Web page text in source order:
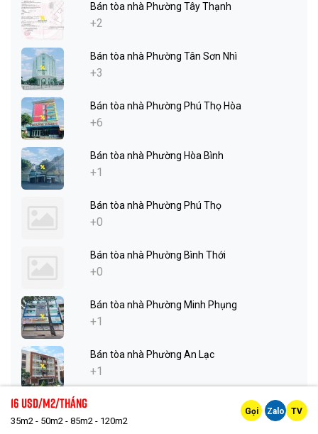
Bán tòa nhà Phường Tây Thạnh
+2
Bán tòa nhà Phường Tân Sơn Nhì
+3
Bán tòa nhà Phường Phú Thọ Hòa
+6
Bán tòa nhà Phường Hòa Bình
+1
Bán tòa nhà Phường Phú Thọ
+0
Bán tòa nhà Phường Bình Thới
+0
Bán tòa nhà Phường Minh Phụng
+1
Bán tòa nhà Phường An Lạc
+1
Bán tòa nhà Phường Bình Hưng Hòa
+1
16 Usd/m2/tháng
35m2 - 50m2 - 85m2 - 120m2
Gọi Zalo TV